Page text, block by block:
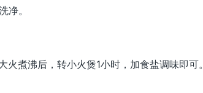
净。
煮沸后，转小火煲1小时，加食盐调味即可。